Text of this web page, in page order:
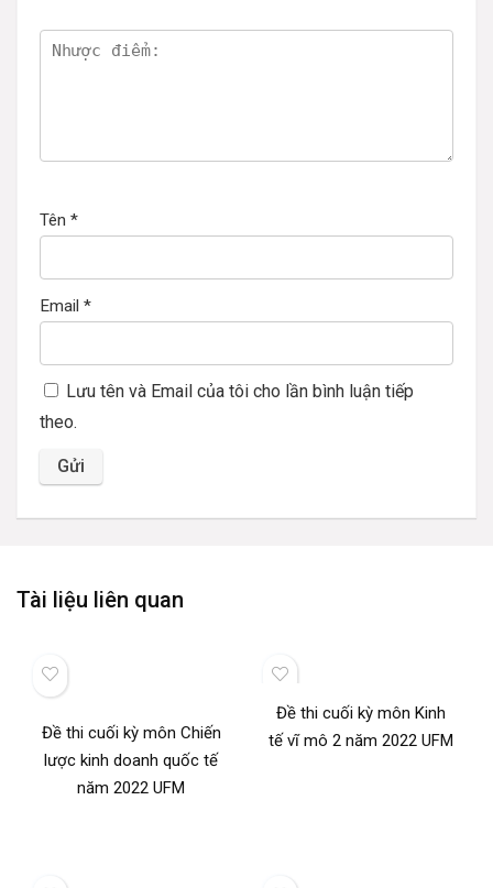
Tên *
Email *
Lưu tên và Email của tôi cho lần bình luận tiếp
theo.
Tài liệu liên quan
Đề thi cuối kỳ môn Chiến
lược kinh doanh quốc tế
năm 2022 UFM
Đề thi cuối kỳ môn Kinh
tế vĩ mô 2 năm 2022 UFM